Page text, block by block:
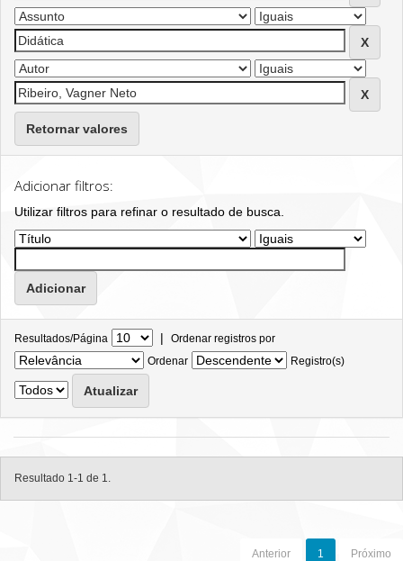
Retornar valores
Adicionar filtros:
Utilizar filtros para refinar o resultado de busca.
Resultados/Página | Ordenar registros por
Ordenar
Registro(s)
Resultado 1-1 de 1.
Anterior 1 Próximo